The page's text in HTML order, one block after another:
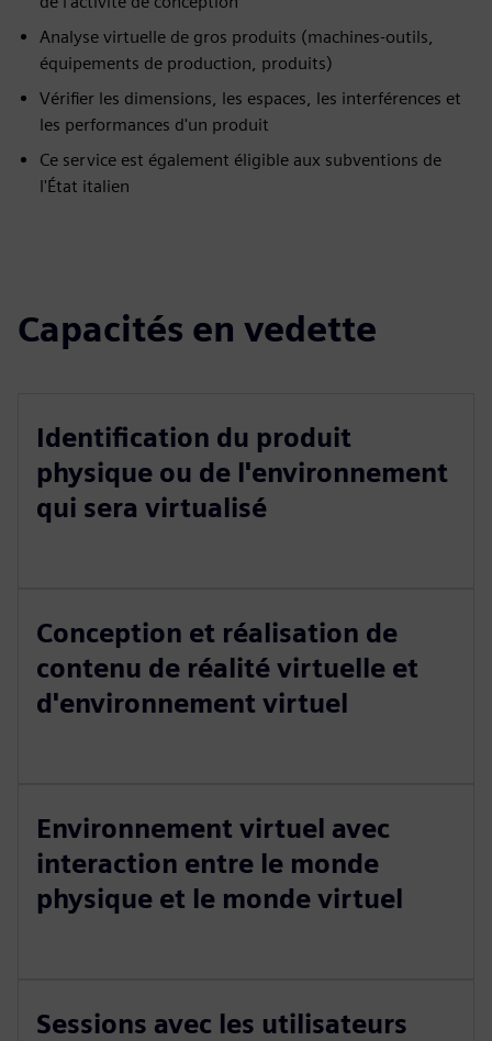
Analyse virtuelle de gros produits (machines-outils,
équipements de production, produits)
Vérifier les dimensions, les espaces, les interférences et
les performances d'un produit
Ce service est également éligible aux subventions de
l'État italien
Capacités en vedette
Identification du produit
physique ou de l'environnement
qui sera virtualisé
Conception et réalisation de
contenu de réalité virtuelle et
d'environnement virtuel
Environnement virtuel avec
interaction entre le monde
physique et le monde virtuel
Sessions avec les utilisateurs